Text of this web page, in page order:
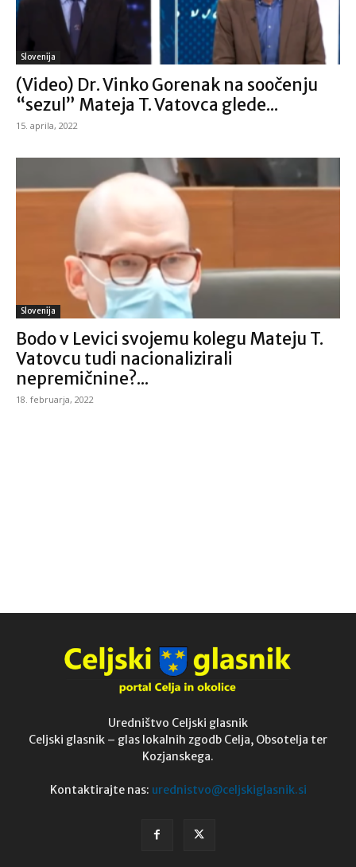
Slovenija
(Video) Dr. Vinko Gorenak na soočenju
“sezul” Mateja T. Vatovca glede...
15. aprila, 2022
Slovenija
Bodo v Levici svojemu kolegu Mateju T.
Vatovcu tudi nacionalizirali
nepremičnine?...
18. februarja, 2022
Uredništvo Celjski glasnik
Celjski glasnik – glas lokalnih zgodb Celja, Obsotelja ter
Kozjanskega.
Kontaktirajte nas: urednistvo@celjskiglasnik.si